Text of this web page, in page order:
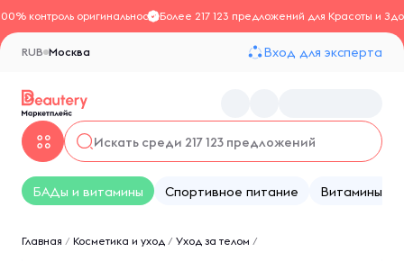
контроль оригинальностиБолее 217 123 предложений для Красоты и
Москва
RUB Вход для эксперта
БАДы и витамины Спортивное питание Витамины
Главная / Косметика и уход / Уход за телом /